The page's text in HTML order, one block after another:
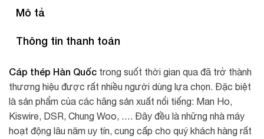
Mô tả
Thông tin thanh toán
Cáp thép Hàn Quốc trong suốt thời gian qua đã trở thành
thương hiệu được rất nhiều người dùng lựa chọn. Đặc biệt
là sản phẩm của các hãng sản xuất nổi tiếng: Man Ho,
Kiswire, DSR, Chung Woo, …. Đây đều là những nhà máy
hoạt động lâu năm uy tín, cung cấp cho quý khách hàng rất